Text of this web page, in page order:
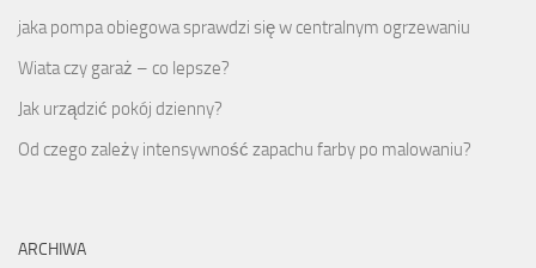
jaka pompa obiegowa sprawdzi się w centralnym ogrzewaniu
Wiata czy garaż – co lepsze?
Jak urządzić pokój dzienny?
Od czego zależy intensywność zapachu farby po malowaniu?
ARCHIWA